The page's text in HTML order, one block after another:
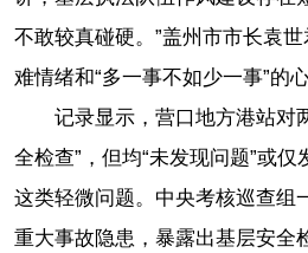
不敢较真碰硬。”盖州市市长袁
难情绪和“多一事不如少一事”的
记录显示，营口地方港站对
全检查”，但均“未发现问题”或仅
这类轻微问题。中央考核巡查组
重大事故隐患，暴露出基层安全